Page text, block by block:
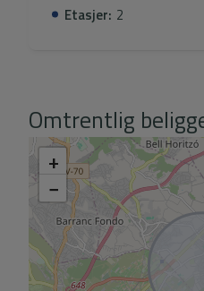
Etasjer: 2
Omtrentlig
+
−